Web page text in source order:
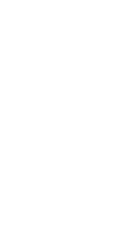
Scharnier aantal